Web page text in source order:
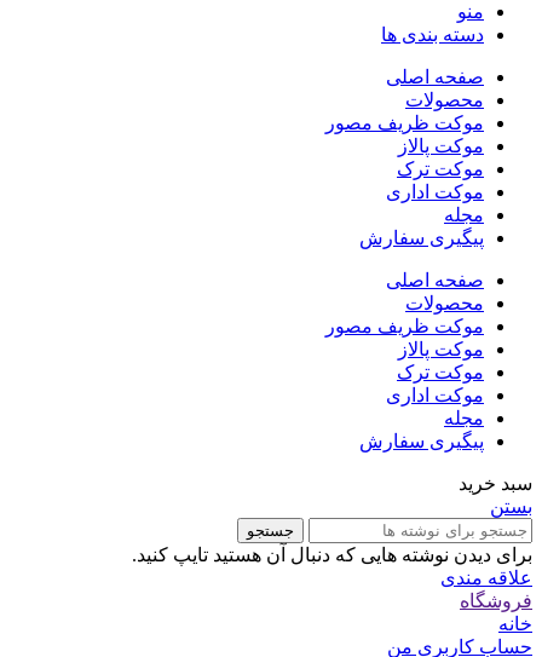
منو
دسته بندی ها
صفحه اصلی
محصولات
موکت ظریف مصور
موکت پالاز
موکت ترک
موکت اداری
مجله
پیگیری سفارش
صفحه اصلی
محصولات
موکت ظریف مصور
موکت پالاز
موکت ترک
موکت اداری
مجله
پیگیری سفارش
سبد خرید
بستن
جستجو
برای دیدن نوشته هایی که دنبال آن هستید تایپ کنید.
علاقه مندی
فروشگاه
خانه
حساب کاربری من